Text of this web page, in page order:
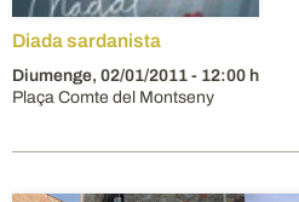
Diada sardanista
Diumenge, 02/01/2011 - 12:00 h
Plaça Comte del Montseny